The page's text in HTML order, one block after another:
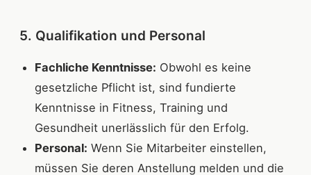
5. Qualifikation und Personal
Fachliche Kenntnisse: Obwohl es keine
gesetzliche Pflicht ist, sind fundierte
Kenntnisse in Fitness, Training und
Gesundheit unerlässlich für den Erfolg.
Personal: Wenn Sie Mitarbeiter einstellen,
müssen Sie deren Anstellung melden und die